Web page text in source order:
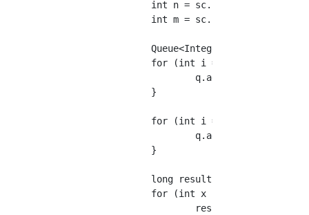
		Queue<Integer> q = new PriorityQueue<Integer>(Collections.reverseOrder());